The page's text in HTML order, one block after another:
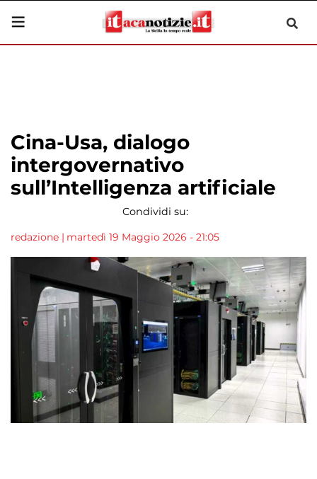
Cina-Usa, dialogo
intergovernativo
sull’Intelligenza artificiale
Condividi su:
redazione | martedì 19 Maggio 2026 - 21:05